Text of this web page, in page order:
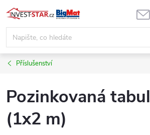
Přejít
na
obsah
Příslušenství
Pozinkovaná
(1x2 m)